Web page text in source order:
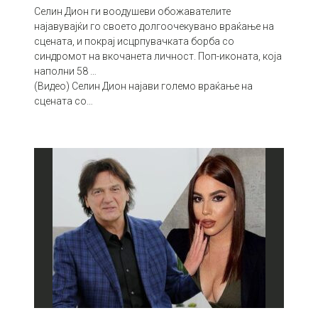
Селин Дион ги воодушеви обожавателите
најавувајќи го своето долгоочекувано враќање на
сцената, и покрај исцрпувачката борба со
синдромот на вкочанета личност. Поп-иконата, која
наполни 58 …
(Видео) Селин Дион најави големо враќање на
сцената со…